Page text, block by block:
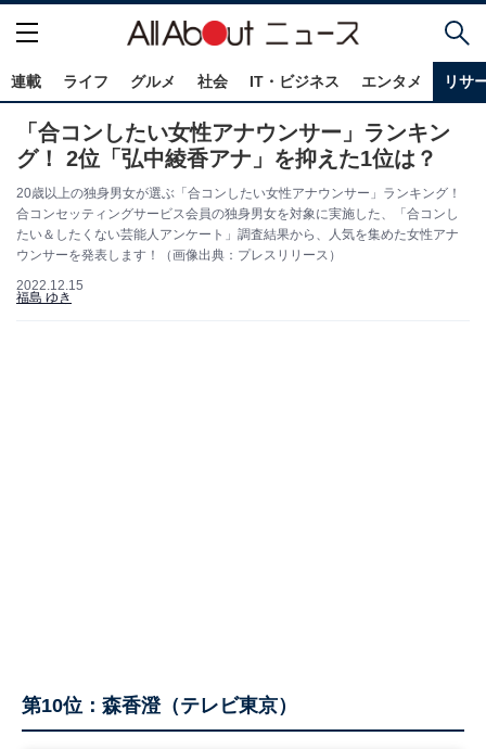
連載 ライフ グルメ 社会 IT・ビジネス エンタメ リサ
「合コンしたい女性アナウンサー」ランキン
グ！ 2位「弘中綾香アナ」を抑えた1位は？
20歳以上の独身男女が選ぶ「合コンしたい女性アナウンサー」ランキング！
合コンセッティングサービス会員の独身男女を対象に実施した、「合コンし
たい＆したくない芸能人アンケート」調査結果から、人気を集めた女性アナ
ウンサーを発表します！（画像出典：プレスリリース）
2022.12.15
福島 ゆき
第10位：森香澄（テレビ東京）